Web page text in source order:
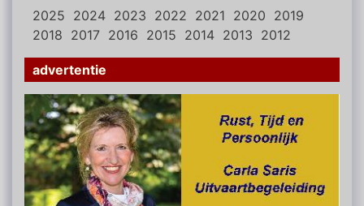
2025 2024 2023 2022 2021 2020 2019
2018 2017 2016 2015 2014 2013 2012
advertentie